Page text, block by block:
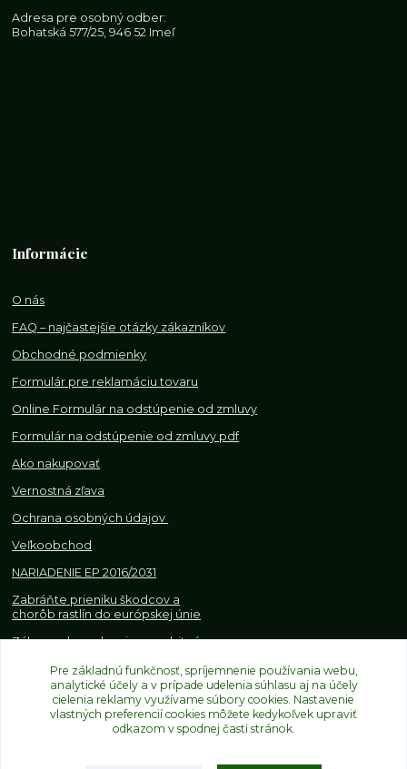
Adresa pre osobný odber:
Bohatská 577/25, 946 52 Imeľ
Informácie
O nás
FAQ – najčastejšie otázky zákazníkov
Obchodné podmienky
Formulár pre reklamáciu tovaru
Online Formulár na odstúpenie od zmluvy
Formulár na odstúpenie od zmluvy pdf
Ako nakupovať
Vernostná zľava
Ochrana osobných údajov
Veľkoobchod
NARIADENIE EP 2016/2031
Zabráňte prieniku škodcov a
chorôb rastlín do európskej únie
Zákazy, obmedzenia a osobitné
obchodovaní s rastlinami
Pre základnú funkčnosť, spríjemnenie používania webu,
analytické účely a v prípade udelenia súhlasu aj na účely
cielenia reklamy využívame súbory cookies. Nastavenie
vlastných preferencií cookies môžete kedykoľvek upraviť
odkazom v spodnej časti stránok.